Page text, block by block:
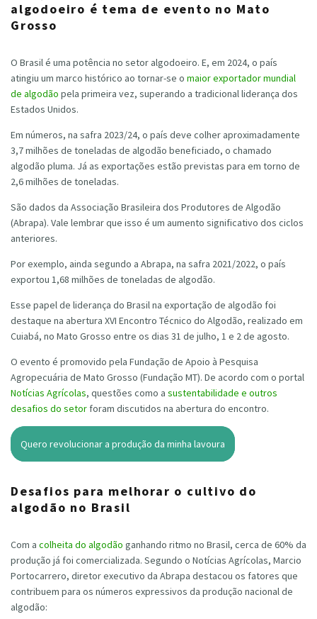
algodoeiro é tema de evento no Mato
Grosso
O Brasil é uma potência no setor algodoeiro. E, em 2024, o país
atingiu um marco histórico ao tornar-se o maior exportador mundial
de algodão pela primeira vez, superando a tradicional liderança dos
Estados Unidos.
Em números, na safra 2023/24, o país deve colher aproximadamente
3,7 milhões de toneladas de algodão beneficiado, o chamado
algodão pluma. Já as exportações estão previstas para em torno de
2,6 milhões de toneladas.
São dados da Associação Brasileira dos Produtores de Algodão
(Abrapa). Vale lembrar que isso é um aumento significativo dos ciclos
anteriores.
Por exemplo, ainda segundo a Abrapa, na safra 2021/2022, o país
exportou 1,68 milhões de toneladas de algodão.
Esse papel de liderança do Brasil na exportação de algodão foi
destaque na abertura XVI Encontro Técnico do Algodão, realizado em
Cuiabá, no Mato Grosso entre os dias 31 de julho, 1 e 2 de agosto.
O evento é promovido pela Fundação de Apoio à Pesquisa
Agropecuária de Mato Grosso (Fundação MT). De acordo com o portal
Notícias Agrícolas, questões como a sustentabilidade e outros
desafios do setor foram discutidos na abertura do encontro.
Quero revolucionar a produção da minha lavoura
Desafios para melhorar o cultivo do
algodão no Brasil
Com a colheita do algodão ganhando ritmo no Brasil, cerca de 60% da
produção já foi comercializada. Segundo o Notícias Agrícolas, Marcio
Portocarrero, diretor executivo da Abrapa destacou os fatores que
contribuem para os números expressivos da produção nacional de
algodão: